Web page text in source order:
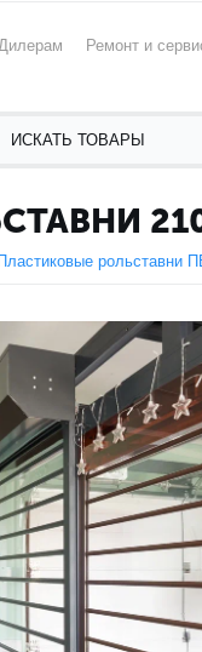
Ремонт и
Пластиковые рольставни